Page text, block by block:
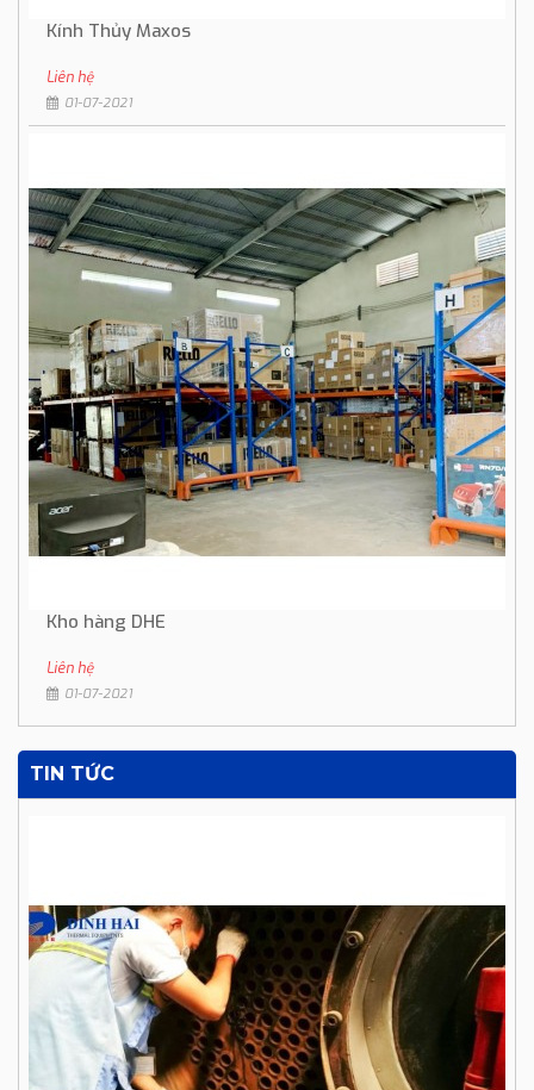
Kính Thủy Maxos
Liên hệ
01-07-2021
Kho hàng DHE
Liên hệ
01-07-2021
TIN TỨC